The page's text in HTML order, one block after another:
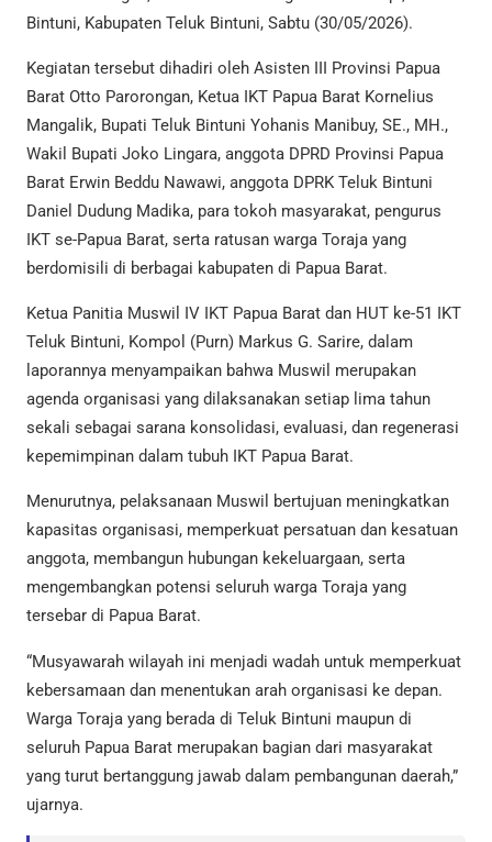
Bintuni, Kabupaten Teluk Bintuni, Sabtu (30/05/2026).
Kegiatan tersebut dihadiri oleh Asisten III Provinsi Papua
Barat Otto Parorongan, Ketua IKT Papua Barat Kornelius
Mangalik, Bupati Teluk Bintuni Yohanis Manibuy, SE., MH.,
Wakil Bupati Joko Lingara, anggota DPRD Provinsi Papua
Barat Erwin Beddu Nawawi, anggota DPRK Teluk Bintuni
Daniel Dudung Madika, para tokoh masyarakat, pengurus
IKT se-Papua Barat, serta ratusan warga Toraja yang
berdomisili di berbagai kabupaten di Papua Barat.
Ketua Panitia Muswil IV IKT Papua Barat dan HUT ke-51 IKT
Teluk Bintuni, Kompol (Purn) Markus G. Sarire, dalam
laporannya menyampaikan bahwa Muswil merupakan
agenda organisasi yang dilaksanakan setiap lima tahun
sekali sebagai sarana konsolidasi, evaluasi, dan regenerasi
kepemimpinan dalam tubuh IKT Papua Barat.
Menurutnya, pelaksanaan Muswil bertujuan meningkatkan
kapasitas organisasi, memperkuat persatuan dan kesatuan
anggota, membangun hubungan kekeluargaan, serta
mengembangkan potensi seluruh warga Toraja yang
tersebar di Papua Barat.
“Musyawarah wilayah ini menjadi wadah untuk memperkuat
kebersamaan dan menentukan arah organisasi ke depan.
Warga Toraja yang berada di Teluk Bintuni maupun di
seluruh Papua Barat merupakan bagian dari masyarakat
yang turut bertanggung jawab dalam pembangunan daerah,”
ujarnya.